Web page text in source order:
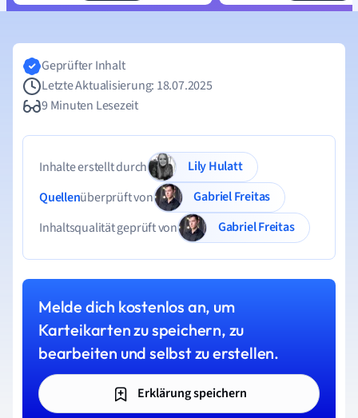
Geprüfter Inhalt
Letzte Aktualisierung: 18.07.2025
9 Minuten Lesezeit
Inhalte erstellt durch
Lily Hulatt
Quellenüberprüft von
Gabriel Freitas
Inhaltsqualität geprüft von
Gabriel Freitas
Melde dich kostenlos an, um
Karteikarten zu speichern, zu
bearbeiten und selbst zu erstellen.
Erklärung speichern